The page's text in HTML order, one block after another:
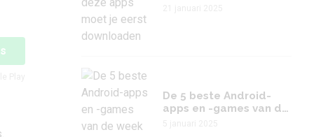
De 5 beste Android-
apps en -games van de